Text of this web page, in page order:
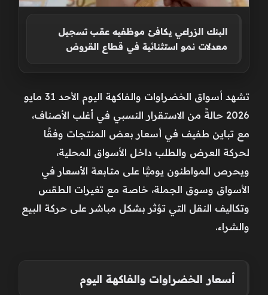
البنك الزراعي يكافئ موظفيه عقب تسجيل
معدلات نمو استثنائية في قطاع القروض
تشهد أسواق الخضراوات والفاكهة اليوم الأحد 31 مايو
2026 حالةً من الاستقرار النسبي في أغلب الأصناف،
مع تباين طفيف في أسعار بعض المنتجات وفقًا
لحركة العرض والطلب داخل الأسواق المحلية،
ويحرص المواطنون يوميًّا على متابعة الأسعار في
الأسواق وسوق الجملة، خاصة مع تغيرات الطقس
وتكاليف النقل التي تؤثر بشكل مباشر على حركة البيع
والشراء.
أسعار الخضراوات والفاكهة اليوم